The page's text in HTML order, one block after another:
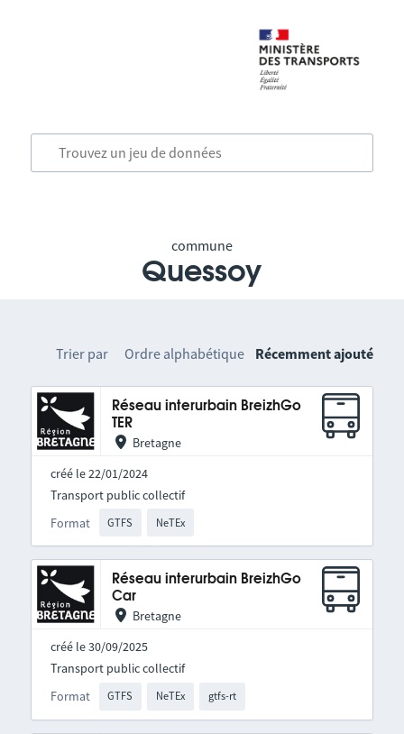
commune
Quessoy
Trier par Ordre alphabétique Récemment ajouté
Réseau interurbain BreizhGo
TER
Bretagne
créé le 22/01/2024
Format GTFS NeTEx
Transport public collectif
Réseau interurbain BreizhGo
Car
Bretagne
créé le 30/09/2025
Format GTFS NeTEx gtfs-rt
Transport public collectif